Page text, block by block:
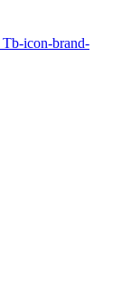
Tb-icon-brand-